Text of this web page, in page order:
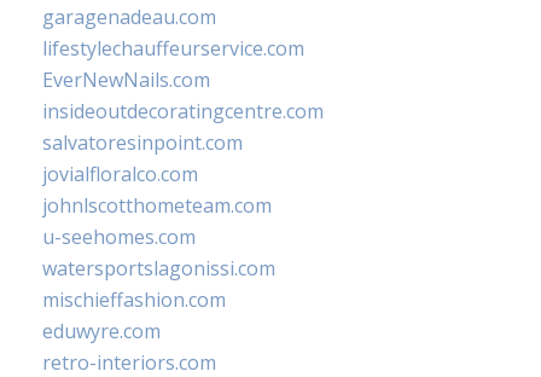
garagenadeau.com
lifestylechauffeurservice.com
EverNewNails.com
insideoutdecoratingcentre.com
salvatoresinpoint.com
jovialfloralco.com
johnlscotthometeam.com
u-seehomes.com
watersportslagonissi.com
mischieffashion.com
eduwyre.com
retro-interiors.com